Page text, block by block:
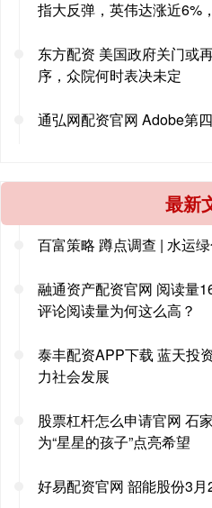
指大反弹，英伟达涨近6%
东方配资 美国政府关门或
序，众院何时表决未定
通弘网配资官网 Adobe第
最新
百富策略 蹲点调查 | 水运
融通资产配资官网 阅读量
评论阅读量为何这么高？
泰丰配资APP下载 蓝天投
力社会发展
股票杠杆怎么申请官网 石
为“星星的孩子”点亮希望
好易配资官网 韶能股份3